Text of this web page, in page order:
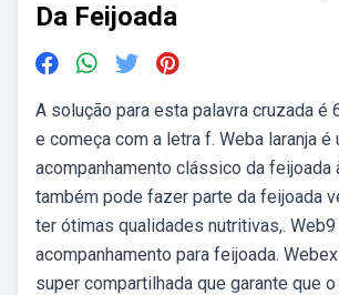
Da Feijoada
A solução para esta palavra cruzada é
e começa com a letra f. Weba laranja é
acompanhamento clássico da feijoada
também pode fazer parte da feijoada
ter ótimas qualidades nutritivas,.
acompanhamento para feijoada.
super compartilhada que garante que